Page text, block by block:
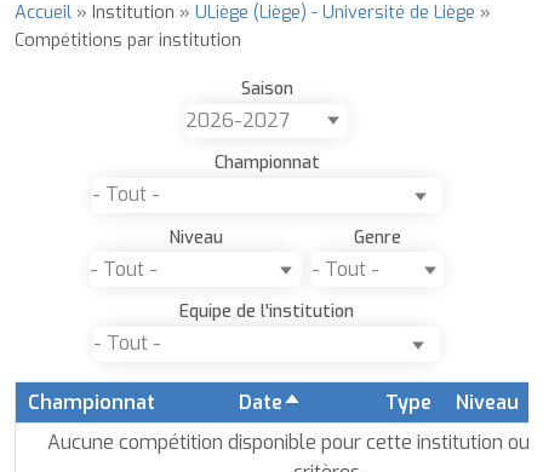
Fil
Accueil Institution
ULiège (Liège) - Université de Liège
Compétitions par institution
Saison
Championnat
Niveau Genre
Equipe de l'institution
Championnat Date Trier
par
ordre
Type
Niveau
Aucune compétition disponible pour cette institution ou